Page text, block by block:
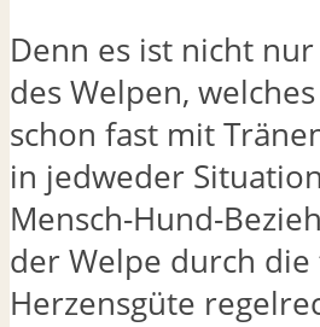
Denn es ist nicht
des Welpen,
schon fast mit
in jedweder
Mensch-Hund-
der Welpe durch die
Herzensgüte